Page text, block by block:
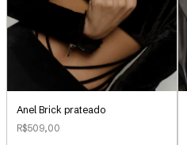
Anel Brick prateado
R$509,00